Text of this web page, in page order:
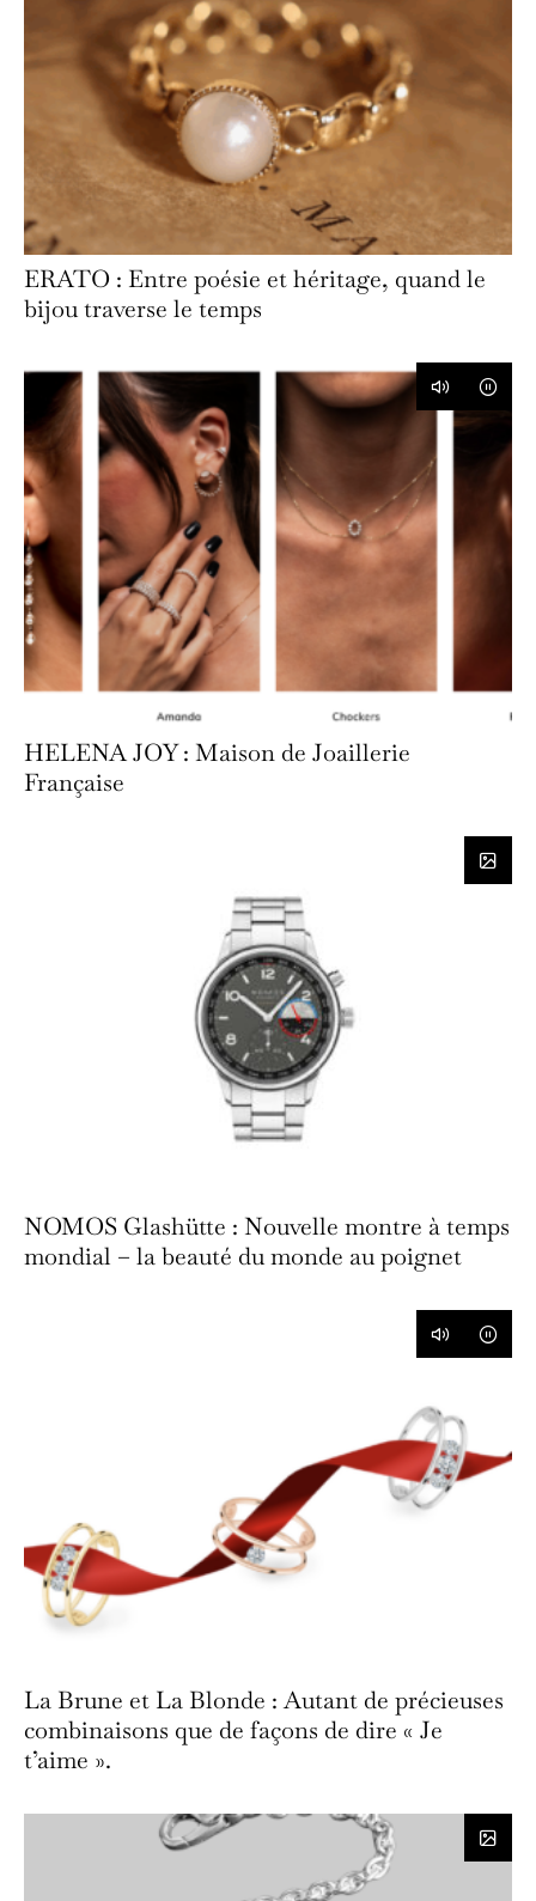
ERATO : Entre poésie et héritage, quand le
bijou traverse le temps
HELENA JOY : Maison de Joaillerie
Française
NOMOS Glashütte : Nouvelle montre à temps
mondial – la beauté du monde au poignet
La Brune et La Blonde : Autant de précieuses
combinaisons que de façons de dire « Je
t’aime ».